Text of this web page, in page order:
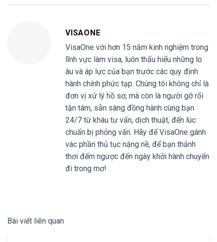
VISAONE
VisaOne với hơn 15 năm kinh nghiệm trong
lĩnh vực làm visa, luôn thấu hiểu những lo
âu và áp lực của bạn trước các quy định
hành chính phức tạp. Chúng tôi không chỉ là
đơn vị xử lý hồ sơ, mà còn là người gỡ rối
tận tâm, sẵn sàng đồng hành cùng bạn
24/7 từ khâu tư vấn, dịch thuật, đến lúc
chuẩn bị phỏng vấn. Hãy để VisaOne gánh
vác phần thủ tục nặng nề, để bạn thảnh
thơi đếm ngược đến ngày khởi hành chuyến
đi trong mơ!
Bài viết liên quan